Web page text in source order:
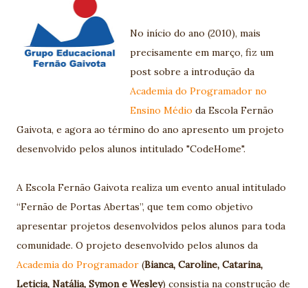
No início do ano (2010), mais
precisamente em março, fiz um
post sobre a introdução da
Academia do Programador no
Ensino Médio da Escola Fernão
Gaivota, e agora ao término do ano apresento um projeto
desenvolvido pelos alunos intitulado "CodeHome".
A Escola Fernão Gaivota realiza um evento anual intitulado
“Fernão de Portas Abertas”, que tem como objetivo
apresentar projetos desenvolvidos pelos alunos para toda
comunidade. O projeto desenvolvido pelos alunos da
Academia do Programador (Bianca, Caroline, Catarina,
Leticia, Natália, Symon e Wesley) consistia na construção de